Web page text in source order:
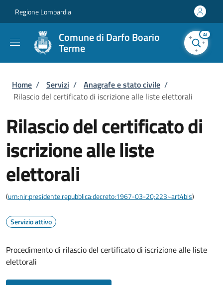
Regione Lombardia
Comune di Darfo Boario
Terme
AI
Briciole di pane
Home / Servizi / Anagrafe e stato civile /
Rilascio del certificato di iscrizione alle liste elettorali
Rilascio del certificato di
iscrizione alle liste
elettorali
(urn:nir:presidente.repubblica:decreto:1967-03-20;223~art4bis)
Servizio attivo
Procedimento di rilascio del certificato di iscrizione alle liste
elettorali